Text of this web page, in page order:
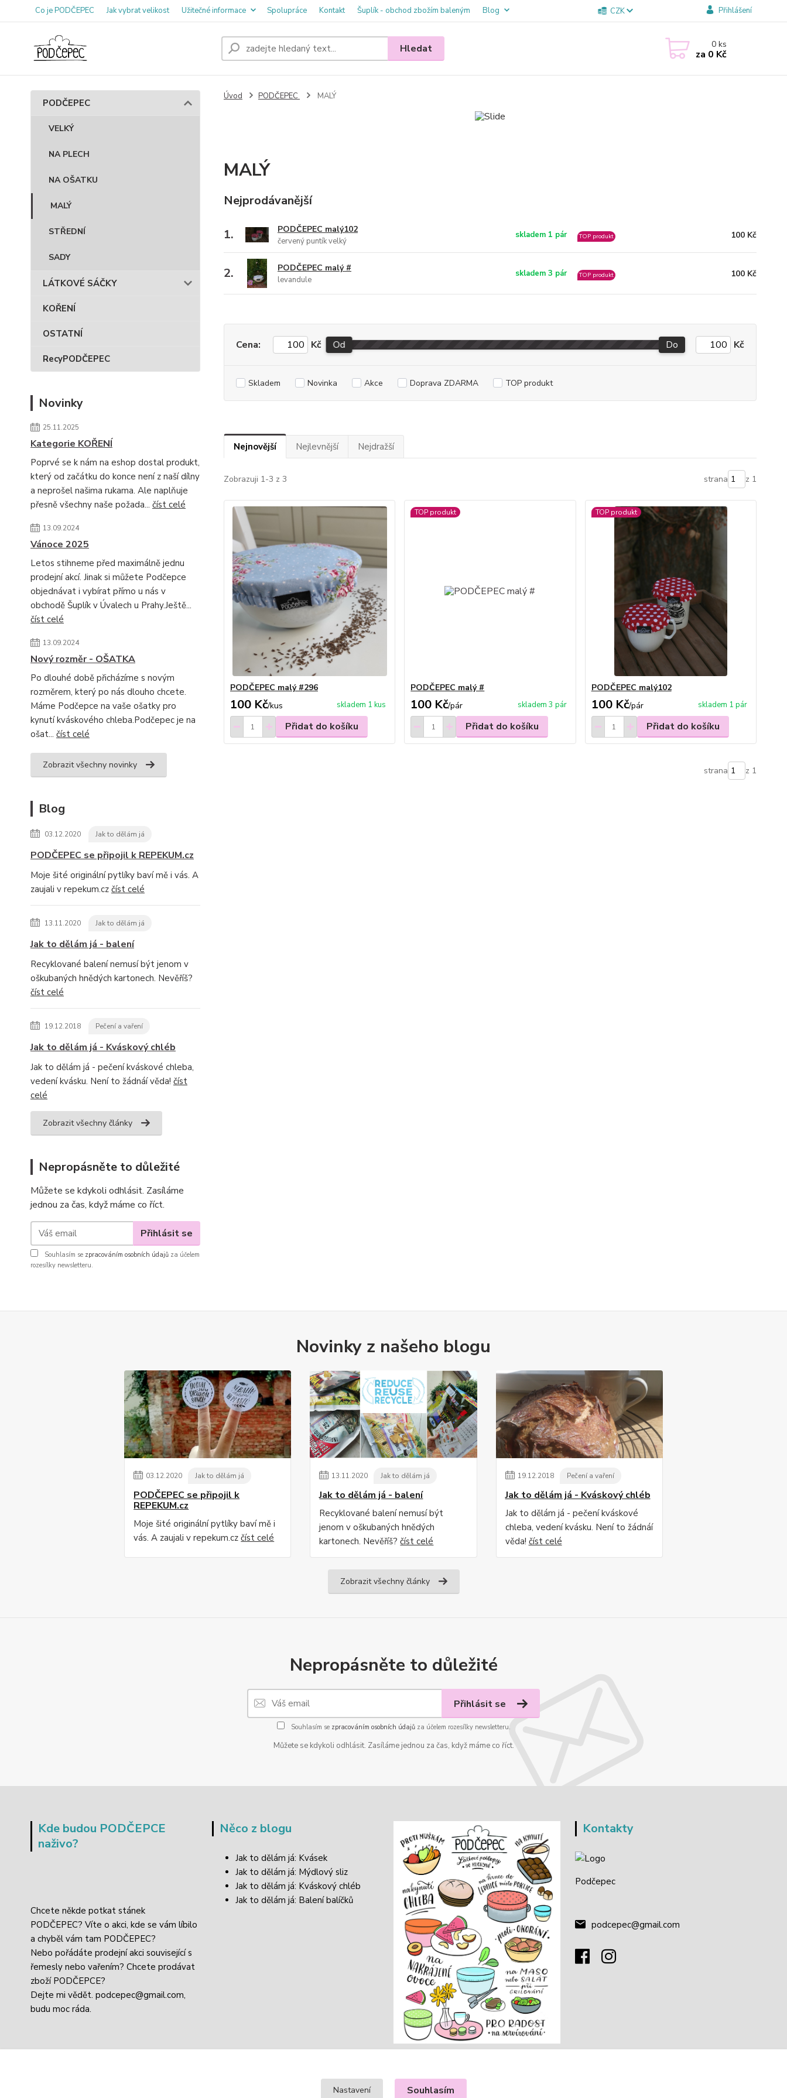
Co je PODČEPEC Jak vybrat velikost Užitečné informace Spolupráce Kontakt Šuplík - obchod zbožím baleným Blog CZK Přihlášení
Hledat 0ks
za 0 Kč
PODČEPEC
VELKÝ
NA PLECH
NA OŠATKU
MALÝ
STŘEDNÍ
SADY
LÁTKOVÉ SÁČKY
KOŘENÍ
OSTATNÍ
RecyPODČEPEC
Novinky
25.11.2025
Kategorie KOŘENÍ
Poprvé se k nám na eshop dostal produkt,
který od začátku do konce není z naší dílny
a neprošel našima rukama. Ale naplňuje
přesně všechny naše požada... číst celé
13.09.2024
Vánoce 2025
Letos stihneme před maximálně jednu
prodejní akcí. Jinak si můžete Podčepce
objednávat i vybírat přímo u nás v
obchodě Šuplík v Úvalech u Prahy.Ještě...
číst celé
13.09.2024
Nový rozměr - OŠATKA
Po dlouhé době přicházíme s novým
rozměrem, který po nás dlouho chcete.
Máme Podčepce na vaše ošatky pro
kynutí kváskového chleba.Podčepec je na
ošat... číst celé
Zobrazit všechny novinky
Blog
03.12.2020 Jak to dělám já
PODČEPEC se připojil k REPEKUM.cz
Moje šité originální pytlíky baví mě i vás. A
zaujali v repekum.cz číst celé
13.11.2020 Jak to dělám já
Jak to dělám já - balení
Recyklované balení nemusí být jenom v
oškubaných hnědých kartonech. Nevěříš?
číst celé
19.12.2018 Pečení a vaření
Jak to dělám já - Kváskový chléb
Jak to dělám já - pečení kváskové chleba,
vedení kvásku. Není to žádnáí věda! číst
celé
Zobrazit všechny články
Nepropásněte to důležité
Můžete se kdykoli odhlásit. Zasíláme
jednou za čas, když máme co říct.
Přihlásit se
Souhlasím se zpracováním osobních údajů za účelem
rozesílky newsletteru.
Úvod PODČEPEC MALÝ
MALÝ
Nejprodávanější
1. PODČEPEC malý102
červený puntík velký
skladem 1 pár TOP produkt 100 Kč
2. PODČEPEC malý #
levandule
skladem 3 pár TOP produkt 100 Kč
Cena: Kč Od Do Kč
Skladem Novinka Akce Doprava ZDARMA TOP produkt
Nejnovější Nejlevnější Nejdražší
Zobrazuji 1-3 z 3 strana z 1
PODČEPEC malý #296
100 Kč/kus skladem 1 kus
Přidat do košíku
TOP produkt
PODČEPEC malý #
100 Kč/pár skladem 3 pár
Přidat do košíku
TOP produkt
PODČEPEC malý102
100 Kč/pár skladem 1 pár
Přidat do košíku
strana z 1
Novinky z našeho blogu
03.12.2020 Jak to dělám já
PODČEPEC se připojil k
REPEKUM.cz
Moje šité originální pytlíky baví mě i
vás. A zaujali v repekum.czčíst celé
13.11.2020 Jak to dělám já
Jak to dělám já - balení
Recyklované balení nemusí být
jenom v oškubaných hnědých
kartonech. Nevěříš?číst celé
19.12.2018 Pečení a vaření
Jak to dělám já - Kváskový chléb
Jak to dělám já - pečení kváskové
chleba, vedení kvásku. Není to žádnáí
věda! číst celé
Zobrazit všechny články
Nepropásněte to důležité
Přihlásit se
Souhlasím se zpracováním osobních údajůza účelem rozesílky newsletteru.
Můžete se kdykoli odhlásit. Zasíláme jednou za čas, když máme co říct.
Kde budou PODČEPCE
naživo?
Chcete někde potkat stánek
PODČEPEC? Víte o akci, kde se vám líbilo
a chyběl vám tam PODČEPEC?
Nebo pořádáte prodejní akci související s
řemesly nebo vařením? Chcete prodávat
zboží PODČEPCE?
Dejte mi vědět. podcepec@gmail.com,
budu moc ráda.
Něco z blogu
Jak to dělám já: Kvásek
Jak to dělám já: Mýdlový sliz
Jak to dělám já: Kváskový chléb
Jak to dělám já: Balení balíčků
Kontakty
Podčepec
podcepec@gmail.com
Nastavení Souhlasím